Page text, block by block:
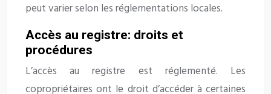
peut varier selon les réglementations locales.
Accès au registre: droits et
procédures
L’accès au registre est réglementé. Les
copropriétaires ont le droit d’accéder à certaines